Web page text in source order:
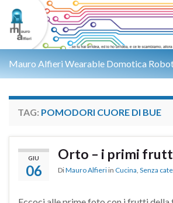
Mauro Alfieri Wearable Domotica
TAG: POMODORI CUORE DI BUE
GIU
06
Orto – i primi
DiMauro Alfieri in Cucina, Senza